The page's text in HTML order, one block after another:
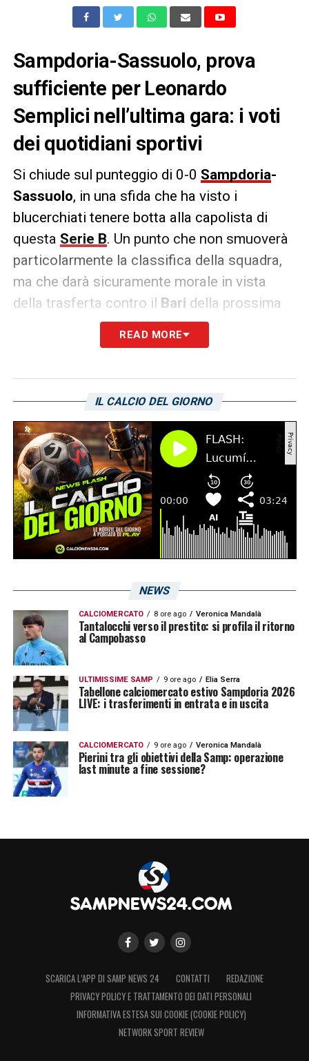
Sampdoria-Sassuolo, prova
sufficiente per Leonardo
Semplici nell’ultima gara: i voti
dei quotidiani sportivi
Si chiude sul punteggio di 0-0 Sampdoria-
Sassuolo, in una sfida che ha visto i
blucerchiati tenere botta alla capolista di
questa Serie B. Un punto che non smuoverà
particolarmente la classifica della squadra,
ma che darà sicuramente morale in vista
della trasferta contro il Bari della prossima
positiva la prova del tecnico dei blucerchiati
Leonardo Semplici, considerata sufficiente
dalle maggiori testate nazionali:Tuttosport
ha dato al tecnico un 6, il Corriere dello Sport
un 6 eLa Gazzetta dello Sport un 6.
LA PLAYLIST DELLE NOSTRE TOP NEWS
READ MORE
IL CALCIO DEL GIORNO
NEWS
CALCIOMERCATO 8 ore ago Veronica Mandalà
Tantalocchi verso il prestito: si profila il ritorno
al Campobasso
ULTIMISSIME SAMP 9 ore ago Elia Serra
Tabellone calciomercato estivo Sampdoria 2026
LIVE: i trasferimenti in entrata e in uscita
CALCIOMERCATO 9 ore ago Veronica Mandalà
Pierini tra gli obiettivi della Samp: operazione
last minute a fine sessione?
SCARICA L’APP DI SAMP NEWS 24 CONTATTI
REDAZIONE
PRIVACY POLICY E TRATTAMENTO DEI DATI PERSONALI
INFORMATIVA ESTESA SUI COOKIE (COOKIE POLICY)
NETWORK SPORT REVIEW